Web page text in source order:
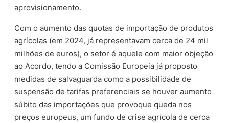
aprovisionamento.
Com o aumento das quotas de importação de produtos
agrícolas (em 2024, já representavam cerca de 24 mil
milhões de euros), o setor é aquele com maior objeção
ao Acordo, tendo a Comissão Europeia já proposto
medidas de salvaguarda como a possibilidade de
suspensão de tarifas preferenciais se houver aumento
súbito das importações que provoque queda nos
preços europeus, um fundo de crise agrícola de cerca